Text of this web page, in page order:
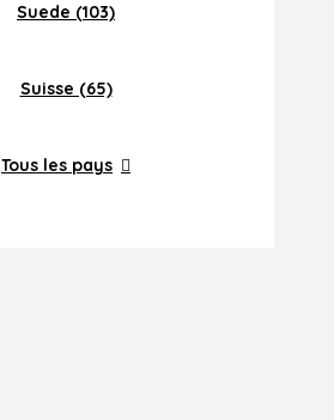
Suede (103)
Suisse (65)
Tous les pays